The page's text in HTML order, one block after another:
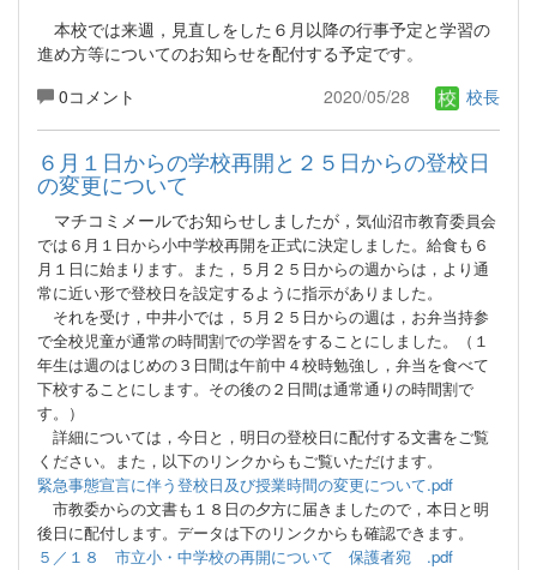
本校では来週，見直しをした６月以降の行事予定と学習の
進め方等についてのお知らせを配付する予定です。
0コメント
2020/05/28 校長
６月１日からの学校再開と２５日からの登校日
の変更について
マチコミメールでお知らせしましたが， 気仙沼市教育委員会
では６月１日から小中学校再開を正式に決定しました。給食も６
月１日に始まります。また，５月２５日からの週からは，より通
常に近い形で登校日を設定するように指示がありました。
それを受け，中井小では，５月２５日からの週は，お弁当持参
で全校児童が通常の時間割での学習をすることにしました。（１
年生は週のはじめの３日間は午前中４校時勉強し，弁当を食べて
下校することにします。その後の２日間は通常通りの時間割で
す。）
詳細については，今日と，明日の登校日に配付する文書をご覧
ください。また，以下のリンクからもご覧いただけます。
緊急事態宣言に伴う登校日及び授業時間の変更について.pdf
市教委からの文書も１８日の夕方に届きましたので，本日と明
後日に配付します。データは下のリンクからも確認できます。
５／１８ 市立小・中学校の再開について 保護者宛 .pdf